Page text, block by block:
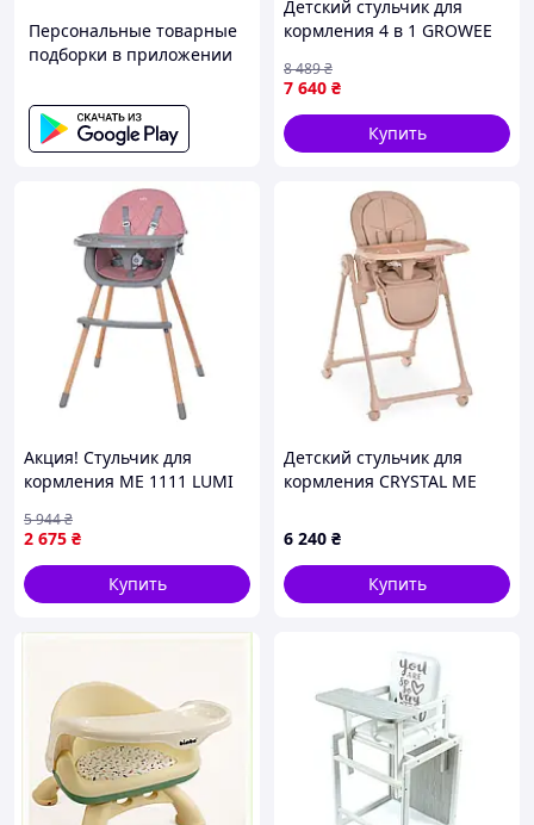
в ежедневном использовании. Легкий вес конструкции
позволяет без лишних усилий менять конфигурацию в
соответствии с потребностями, а компактные размеры
делают его удобным даже для небольших помещений.
Это решение, которое помогает родителям не
улыбки, первые ложки пюре, первые шаги к
самостоятельности. В нем сочетаются забота и
практичность, комфорт и безопасность, развитие и
игра. И самое главное - он создает особую атмосферу,
где детство раскрывается во всей своей искренности и
тепле, даря родителям бесценные моменты рядом с
теми, кто только начинает открывать этот мир.
Персональные товарные
подборки в приложении
Детский стульчик для
кормления 4 в 1 GROWEE
7 640 ₴
8 489₴
Купить
Акция! Стульчик для
кормления ME 1111 LUMI
цене!
2 675 ₴
5 944₴
Купить
Детский стульчик для
кормления CRYSTAL ME
6 240 ₴
Купить